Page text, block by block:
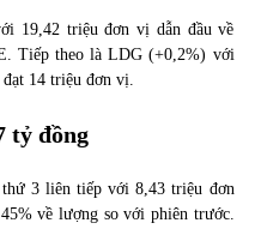
19,42 triệu đơn vị dẫn đầu về
Tiếp theo là LDG (+0,2%) với
14 triệu đơn vị.
tỷ đồng
3 liên tiếp với 8,43 triệu đơn
về lượng so với phiên trước.